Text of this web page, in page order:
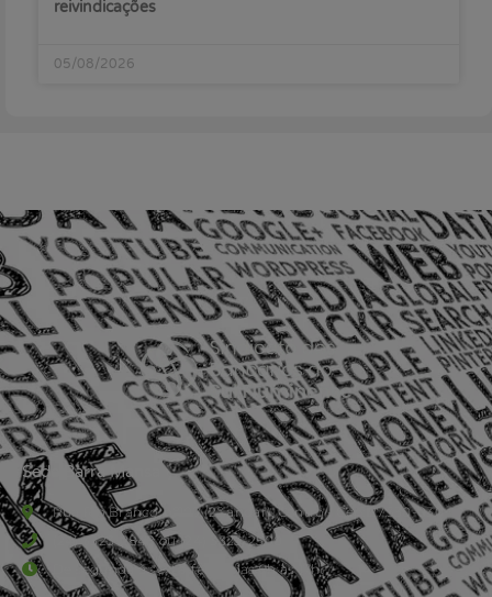
reivindicações
05/08/2026
Sede Barra Mansa
Rua Rio Branco, nº107 (2º andar), Centro - Cep: 27.330-030
(24) 3323-2848 ou (24) 3323-2500
De segunda à sexta-feira , das 9h às 17h.